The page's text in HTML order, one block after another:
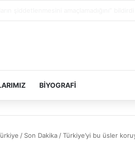
BIYOGRAFI
/ Son Dakika /Türkiye’yi bu üsler